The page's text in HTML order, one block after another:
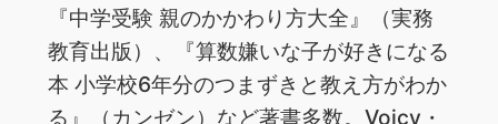
『中学受験 親のかかわり方大全』（実務
教育出版）、『算数嫌いな子が好きになる
本 小学校6年分のつまずきと教え方がわか
る』（カンゼン）など著書多数。Voicy・